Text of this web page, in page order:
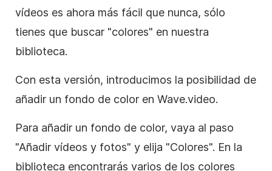
vídeos es ahora más fácil que nunca, sólo
tienes que buscar "colores" en nuestra
biblioteca.
Con esta versión, introducimos la posibilidad de
añadir un fondo de color en Wave.video.
Para añadir un fondo de color, vaya al paso
"Añadir vídeos y fotos" y elija "Colores". En la
biblioteca encontrarás varios de los colores